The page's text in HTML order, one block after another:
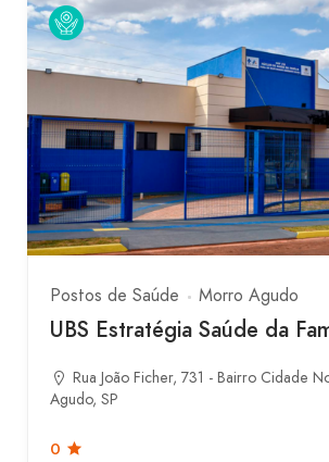
Postos de Saúde Morro Agudo
UBS Estratégia Saúde da
Rua João Ficher, 731 - Bairro Cidade
Agudo, SP
0